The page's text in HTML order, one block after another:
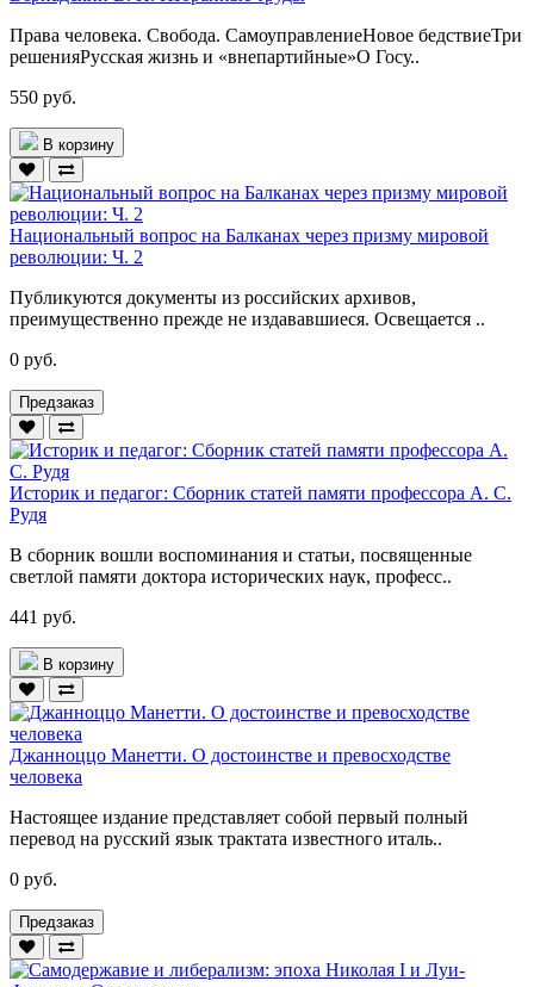
Права человека. Свобода. СамоуправлениеНовое бедствиеТри
решенияРусская жизнь и «внепартийные»О Госу..
550 руб.
В корзину
Национальный вопрос на Балканах через призму мировой
революции: Ч. 2
Публикуются документы из российских архивов,
преимущественно прежде не издававшиеся. Освещается ..
0 руб.
Предзаказ
Историк и педагог: Сборник статей памяти профессора А. С.
Рудя
В сборник вошли воспоминания и статьи, посвященные
светлой памяти доктора исторических наук, професс..
441 руб.
В корзину
Джанноццо Манетти. О достоинстве и превосходстве
человека
Настоящее издание представляет собой первый полный
перевод на русский язык трактата известного италь..
0 руб.
Предзаказ